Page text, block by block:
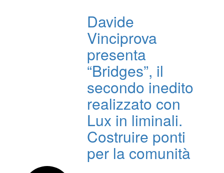
Davide
Vinciprova
presenta
“Bridges”, il
secondo inedito
realizzato con
Lux in liminali.
Costruire ponti
per la comunità